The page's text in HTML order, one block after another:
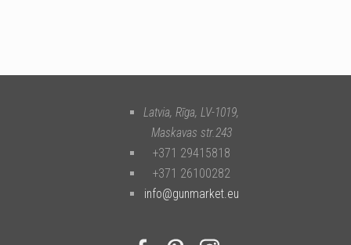
Latvia, Rīga, LV-1019,
Maskavas str.243
+371 29415818
+371 26100282
info@gunmarket.eu